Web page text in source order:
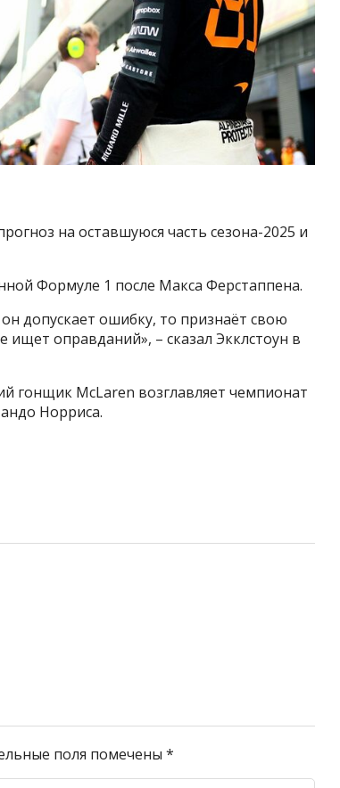
на оставшуюся часть сезона-2025 и
Формуле 1 после Макса Ферстаппена.
допускает ошибку, то признаёт свою
оправданий», – сказал Экклстоун в
гонщик McLaren возглавляет чемпионат
Норриса.
поля помечены *